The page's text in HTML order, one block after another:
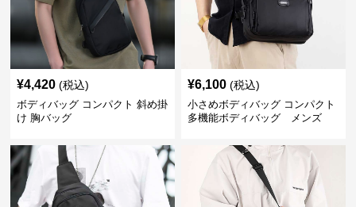
¥4,420 (税込)
ボディバッグ コンパクト 斜め掛
け 胸バッグ
¥6,100 (税込)
小さめボディバッグ コンパクト
多機能ボディバッグ メンズ